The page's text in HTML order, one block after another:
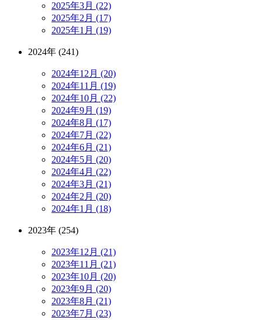
2025年3月 (22)
2025年2月 (17)
2025年1月 (19)
2024年 (241)
2024年12月 (20)
2024年11月 (19)
2024年10月 (22)
2024年9月 (19)
2024年8月 (17)
2024年7月 (22)
2024年6月 (21)
2024年5月 (20)
2024年4月 (22)
2024年3月 (21)
2024年2月 (20)
2024年1月 (18)
2023年 (254)
2023年12月 (21)
2023年11月 (21)
2023年10月 (20)
2023年9月 (20)
2023年8月 (21)
2023年7月 (23)